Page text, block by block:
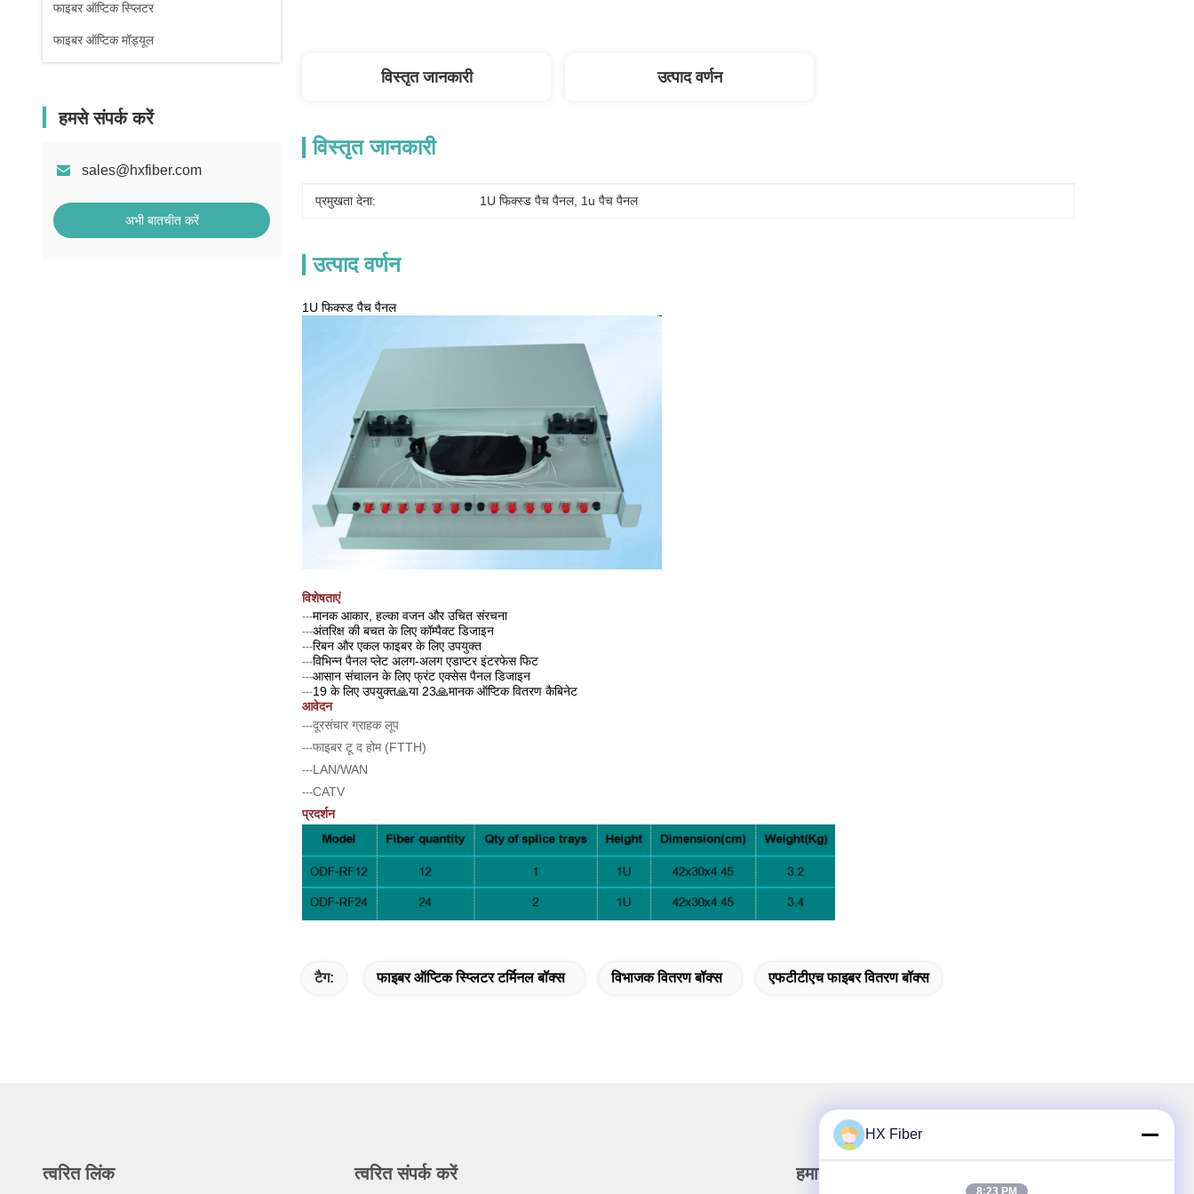
फाइबर ऑप्टिक स्प्लिटर
फाइबर ऑप्टिक मॉड्यूल
हमसे संपर्क करें
sales@hxfiber.com
अभी बातचीत करें
विस्तृत जानकारी उत्पाद वर्णन
विस्तृत जानकारी
प्रमुखता देना: 1U फिक्स्ड पैच पैनल, 1u पैच पैनल
उत्पाद वर्णन
1U फिक्स्ड पैच पैनल
विशेषताएं
---मानक आकार, हल्का वजन और उचित संरचना
---अंतरिक्ष की बचत के लिए कॉम्पैक्ट डिजाइन
---रिबन और एकल फाइबर के लिए उपयुक्त
---विभिन्न पैनल प्लेट अलग-अलग एडाप्टर इंटरफेस फिट
---आसान संचालन के लिए फ्रंट एक्सेस पैनल डिजाइन
---19 के लिए उपयुक्त🙏या 23🙏मानक ऑप्टिक वितरण कैबिनेट
आवेदन
---दूरसंचार ग्राहक लूप
---फाइबर टू द होम (FTTH)
---LAN/WAN
---CATV
प्रदर्शन
टैग: फाइबर ऑप्टिक स्प्लिटर टर्मिनल बॉक्स विभाजक वितरण बॉक्स एफटीटीएच फाइबर वितरण बॉक्स
त्वरित लिंक त्वरित संपर्क करें हमारा न्यूज़लैटर
HX Fiber
8:23 PM